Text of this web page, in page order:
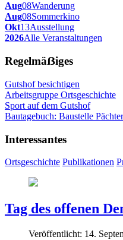
Aug08Wanderung
Aug08Sommerkino
Okt13Ausstellung
2026Alle Veranstaltungen
Regelmäẞiges
Gutshof besichtigen
Arbeitsgruppe Ortsgeschichte
Sport auf dem Gutshof
Bautagebuch: Baustelle
Interessantes
Ortsgeschichte Publikationen
Tag des offenen
Veröffentlicht: 14.